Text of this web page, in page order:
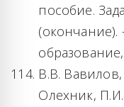
пособие.
В.В.
Олехник,